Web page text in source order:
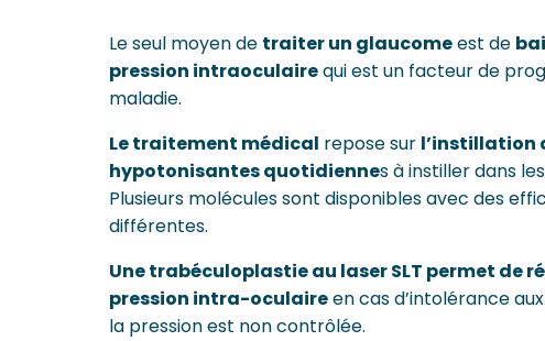
Le seul moyen de traiter un glaucomeest de
pression intraoculairequi est un facteur de
maladie.
Le traitement médical repose sur l’instillation
hypotonisantes quotidiennes à instiller dans
Plusieurs molécules sont disponibles avec des
différentes.
Une trabéculoplastie au laser SLT permet de
pression intra-oculaireen cas d’intolérance
la pression est non contrôlée.